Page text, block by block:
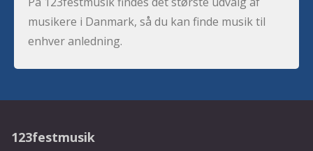
musikere i Danmark, så du kan finde musik til
enhver anledning.
123festmusik